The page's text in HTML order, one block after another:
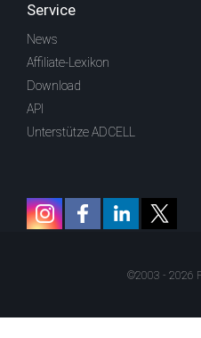
Service
News
Affiliate-Lexikon
Download
API
Unterstütze ADCELL
©2003 - 2026